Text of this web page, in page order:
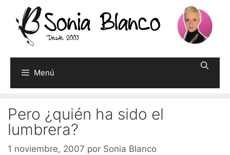
contenido
Menú
Pero ¿quién ha sido el
lumbrera?
1 noviembre, 2007 por Sonia Blanco